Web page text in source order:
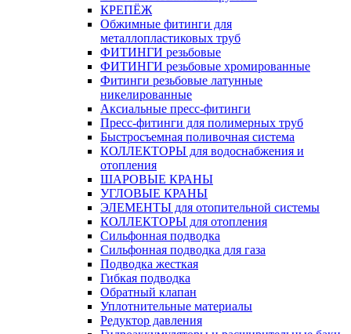
КРЕПЁЖ
Обжимные фитинги для
металлопластиковых труб
ФИТИНГИ резьбовые
ФИТИНГИ резьбовые хромированные
Фитинги резьбовые латунные
никелированные
Аксиальные пресс-фитинги
Пресс-фитинги для полимерных труб
Быстросъемная поливочная система
КОЛЛЕКТОРЫ для водоснабжения и
отопления
ШАРОВЫЕ КРАНЫ
УГЛОВЫЕ КРАНЫ
ЭЛЕМЕНТЫ для отопительной системы
КОЛЛЕКТОРЫ для отопления
Сильфонная подводка
Cильфонная подводка для газа
Подводка жесткая
Гибкая подводка
Обратный клапан
Уплотнительные материалы
Редуктор давления